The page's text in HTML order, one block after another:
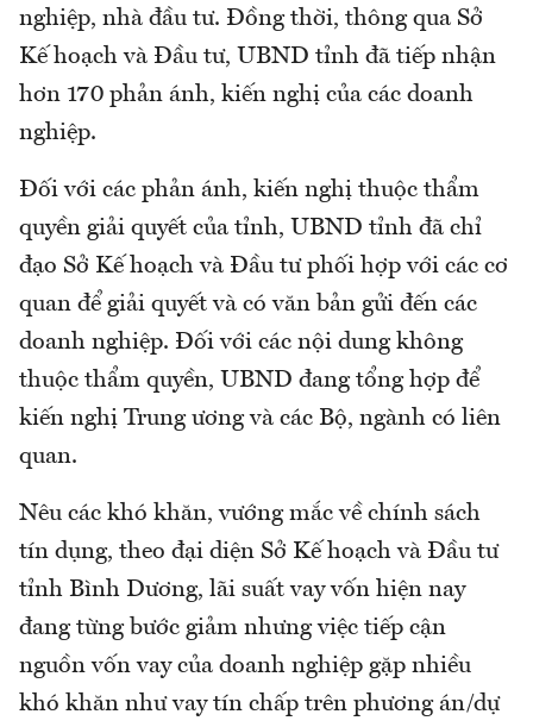
nghiệp, nhà đầu tư. Đồng thời, thông qua Sở
Kế hoạch và Đầu tư, UBND tỉnh đã tiếp nhận
hơn 170 phản ánh, kiến nghị của các doanh
nghiệp.
Đối với các phản ánh, kiến nghị thuộc thẩm
quyền giải quyết của tỉnh, UBND tỉnh đã chỉ
đạo Sở Kế hoạch và Đầu tư phối hợp với các cơ
quan để giải quyết và có văn bản gửi đến các
doanh nghiệp. Đối với các nội dung không
thuộc thẩm quyền, UBND đang tổng hợp để
kiến nghị Trung ương và các Bộ, ngành có liên
quan.
Nêu các khó khăn, vướng mắc về chính sách
tín dụng, theo đại diện Sở Kế hoạch và Đầu tư
tỉnh Bình Dương, lãi suất vay vốn hiện nay
đang từng bước giảm nhưng việc tiếp cận
nguồn vốn vay của doanh nghiệp gặp nhiều
khó khăn như vay tín chấp trên phương án/dự